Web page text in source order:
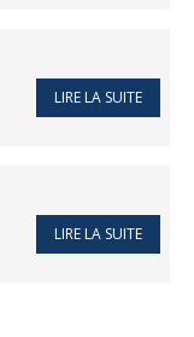
LIRE LA SUITE
LIRE LA SUITE